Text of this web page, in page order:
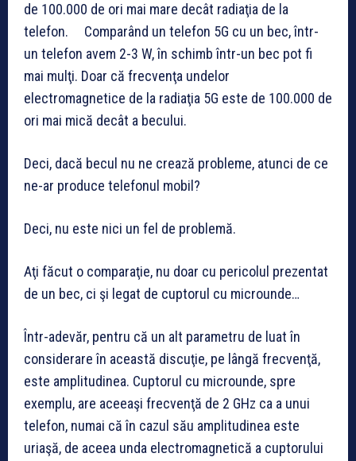
de 100.000 de ori mai mare decât radiaţia de la
telefon. Comparând un telefon 5G cu un bec, într-
un telefon avem 2-3 W, în schimb într-un bec pot fi
mai mulţi. Doar că frecvenţa undelor
electromagnetice de la radiaţia 5G este de 100.000 de
ori mai mică decât a becului.
Deci, dacă becul nu ne crează probleme, atunci de ce
ne-ar produce telefonul mobil?
Deci, nu este nici un fel de problemă.
Aţi făcut o comparaţie, nu doar cu pericolul prezentat
de un bec, ci şi legat de cuptorul cu microunde…
Într-adevăr, pentru că un alt parametru de luat în
considerare în această discuţie, pe lângă frecvenţă,
este amplitudinea. Cuptorul cu microunde, spre
exemplu, are aceeaşi frecvenţă de 2 GHz ca a unui
telefon, numai că în cazul său amplitudinea este
uriaşă, de aceea unda electromagnetică a cuptorului